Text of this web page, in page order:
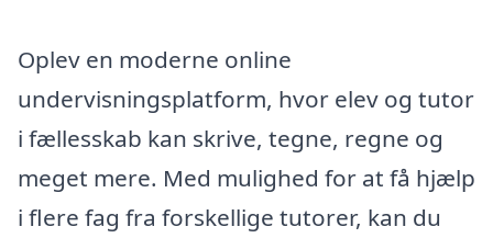
Oplev en moderne online
undervisningsplatform, hvor elev og tutor
i fællesskab kan skrive, tegne, regne og
meget mere. Med mulighed for at få hjælp
i flere fag fra forskellige tutorer, kan du